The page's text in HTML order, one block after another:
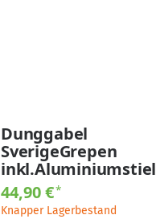
Dunggabel
SverigeGrepen
inkl.Aluminiumstiel
44,90 €*
Knapper Lagerbestand